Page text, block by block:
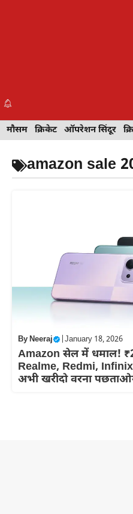
इवेंट
खेल मेहंदी डिज़ाइन
मौसम क्रिकेट ऑपरेशन सिंदूर
amazon sale
ByNeeraj January 18, 2026
Amazon सेल में धमाल!
Realme, Redmi,
अभी खरीदो वरना